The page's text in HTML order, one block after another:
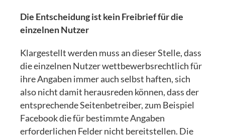
Die Entscheidung ist kein Freibrief für die
einzelnen Nutzer
Klargestellt werden muss an dieser Stelle, dass
die einzelnen Nutzer wettbewerbsrechtlich für
ihre Angaben immer auch selbst haften, sich
also nicht damit herausreden können, dass der
entsprechende Seitenbetreiber, zum Beispiel
Facebook die für bestimmte Angaben
erforderlichen Felder nicht bereitstellen. Die